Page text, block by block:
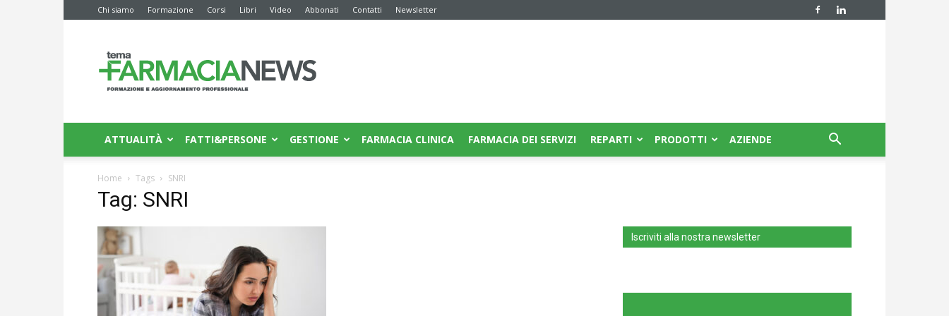
Chi siamo Formazione Corsi Libri Video Abbonati Contatti Newsletter
News
ATTUALITÀ FATTI&PERSONE GESTIONE FARMACIA CLINICA FARMACIA DEI SERVIZI REPARTI PRODOTTI AZIENDE
Home Tags SNRI
Tag: SNRI
Iscriviti alla nostra newsletter